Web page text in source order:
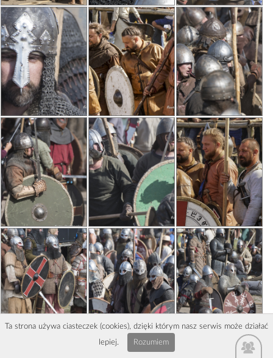
Ta strona używa ciasteczek (cookies), dzięki którym nasz serwis może działać
lepiej.
Rozumiem